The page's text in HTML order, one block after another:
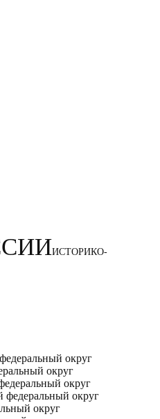
ИСТОРИКО-
округ
округ
округ
федеральный округ
округ